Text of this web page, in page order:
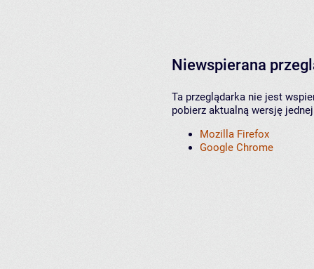
Niewspierana
Ta przeglądarka nie jest
pobierz aktualną wersję
Mozilla Firefox
Google Chrome